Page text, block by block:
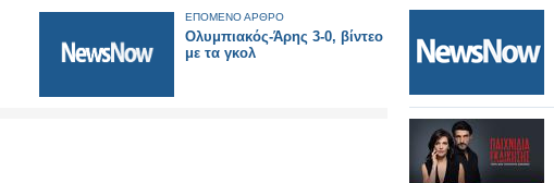
ΕΠΟΜΕΝΟ ΑΡΘΡΟ
Ολυμπιακός-Άρης 3-0, βίντεο
με τα γκολ